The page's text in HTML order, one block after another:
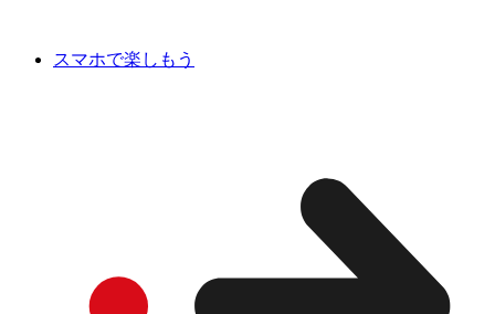
スマホで楽しもう